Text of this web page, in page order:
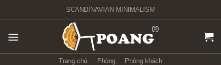
đến
dung
SCANDINAVIAN MINIMALISM
Trang chủ Phòng Phòng khách